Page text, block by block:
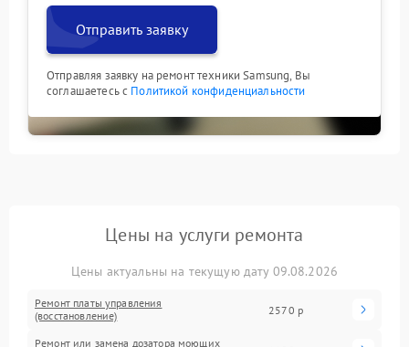
Отправить заявку
Отправляя заявку на ремонт техники Samsung, Вы
соглашаетесь с Политикой конфиденциальности
Цены на услуги ремонта
Цены актуальны на текущую дату 09.08.2026
Ремонт платы управления
(восстановление)
2570 р
Ремонт или замена дозатора моющих